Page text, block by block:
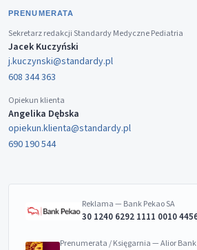
PRENUMERATA
Sekretarz redakcji Standardy Medyczne Pediatria
Jacek Kuczyński
j.kuczynski@standardy.pl
608 344 363
Opiekun klienta
Angelika Dębska
opiekun.klienta@standardy.pl
690 190 544
Reklama — Bank Pekao SA
30 1240 6292 1111 0010
Prenumerata / Księgarnia — Alior Bank